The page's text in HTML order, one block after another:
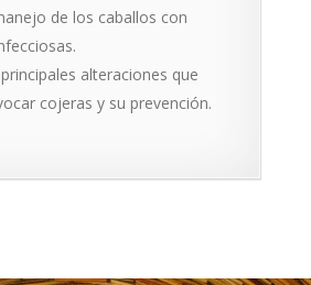
de los caballos con
alteraciones que
cojeras y su prevención.